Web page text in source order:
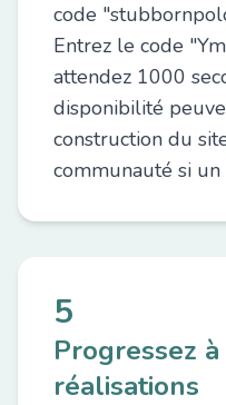
code
Entrez le code
attendez 1000
disponibilité
construction du
communauté si un
5
Progressez
réalisations